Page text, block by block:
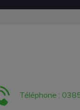
Téléphone :